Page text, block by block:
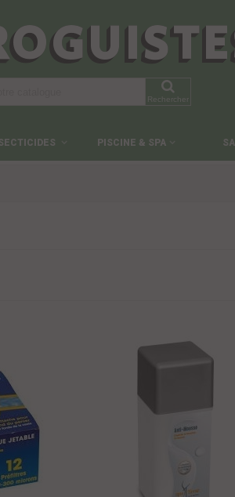
Rechercher
PISCINE & SPA